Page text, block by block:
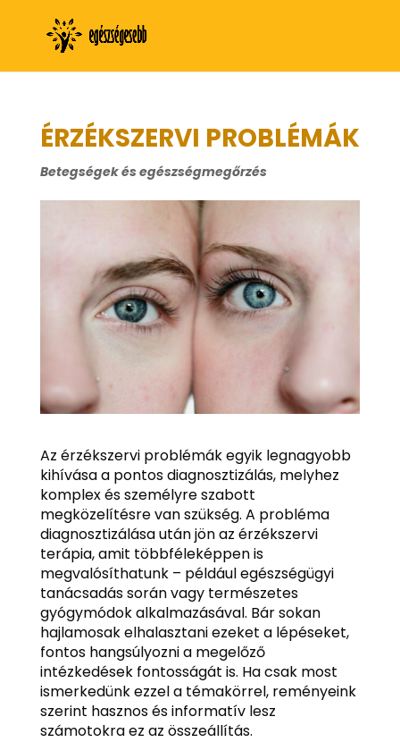
ÉRZÉKSZERVI PROBLÉMÁK
Betegségek és egészségmegőrzés
Az érzékszervi problémák egyik legnagyobb
kihívása a pontos diagnosztizálás, melyhez
komplex és személyre szabott
megközelítésre van szükség. A probléma
diagnosztizálása után jön az érzékszervi
terápia, amit többféleképpen is
megvalósíthatunk – például egészségügyi
tanácsadás során vagy természetes
gyógymódok alkalmazásával. Bár sokan
hajlamosak elhalasztani ezeket a lépéseket,
fontos hangsúlyozni a megelőző
intézkedések fontosságát is. Ha csak most
ismerkedünk ezzel a témakörrel, reményeink
szerint hasznos és informatív lesz
számotokra ez az összeállítás.